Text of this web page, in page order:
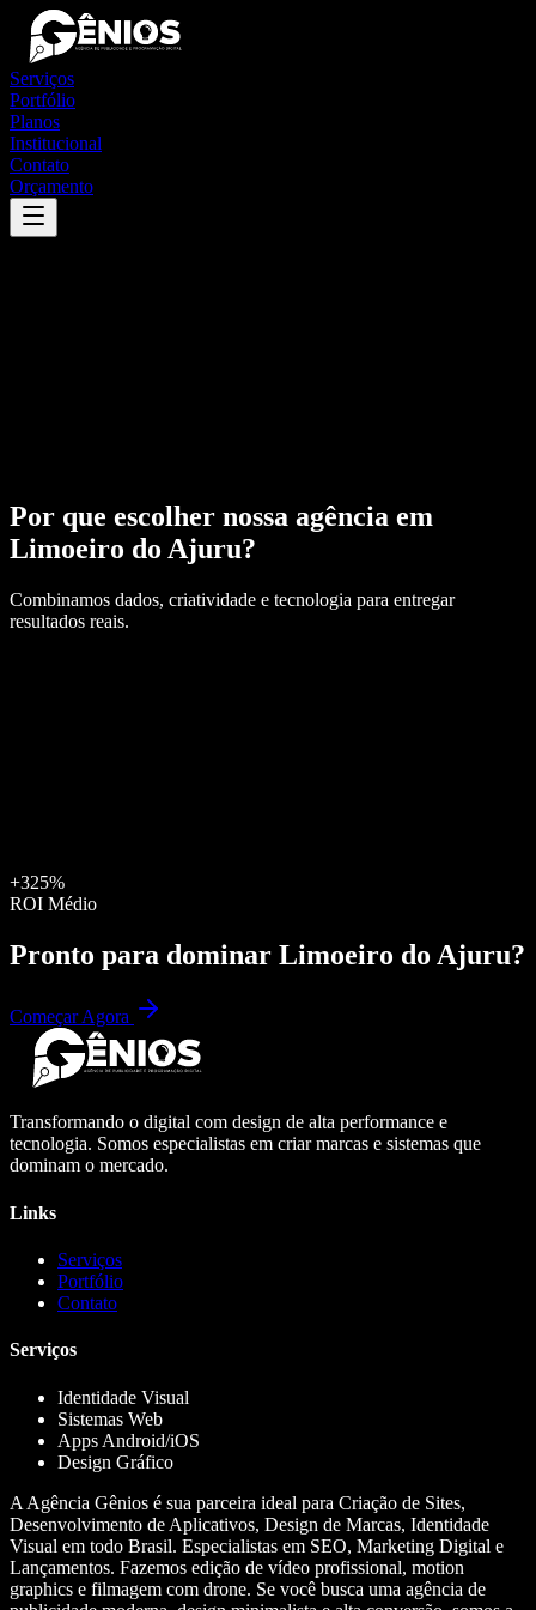
Serviços
Portfólio
Planos
Institucional
Contato
Orçamento
Por que escolher nossa agência em
Limoeiro do Ajuru?
Combinamos dados, criatividade e tecnologia para entregar
resultados reais.
+325%
ROI Médio
Pronto para dominar Limoeiro do Ajuru?
Começar Agora
Transformando o digital com design de alta performance e
tecnologia. Somos especialistas em criar marcas e sistemas que
dominam o mercado.
Links
Serviços
Portfólio
Contato
Serviços
Identidade Visual
Sistemas Web
Apps Android/iOS
Design Gráfico
A Agência Gênios é sua parceira ideal para Criação de Sites,
Desenvolvimento de Aplicativos, Design de Marcas, Identidade
Visual em todo Brasil. Especialistas em SEO, Marketing Digital e
Lançamentos. Fazemos edição de vídeo profissional, motion
graphics e filmagem com drone. Se você busca uma agência de